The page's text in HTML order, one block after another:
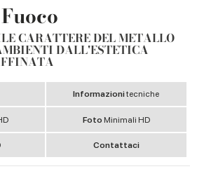
CARATTERE DEL METALLO
DALL'ESTETICA
Informazionitecniche
Foto Minimali HD
Contattaci